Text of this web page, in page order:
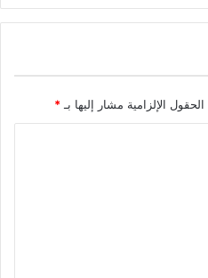
الحقول الإلزامية مشار إليها بـ *